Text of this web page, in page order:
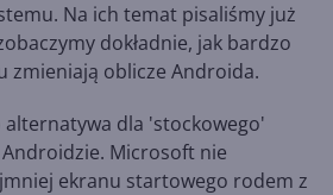
Na ich temat pisaliśmy już
dokładnie, jak bardzo
zmieniają oblicze Androida.
alternatywa dla 'stockowego'
Microsoft nie
ekranu startowego rodem z